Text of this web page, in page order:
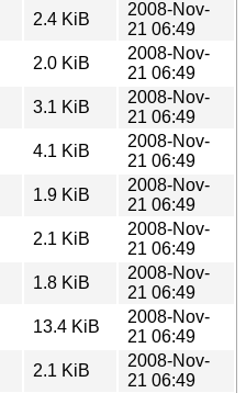
2.4 KiB
2008-Nov-
21 06:49
2.0 KiB
2008-Nov-
21 06:49
3.1 KiB
2008-Nov-
21 06:49
4.1 KiB
2008-Nov-
21 06:49
1.9 KiB
2008-Nov-
21 06:49
2.1 KiB
2008-Nov-
21 06:49
1.8 KiB
2008-Nov-
21 06:49
13.4 KiB
2008-Nov-
21 06:49
2.1 KiB
2008-Nov-
21 06:49